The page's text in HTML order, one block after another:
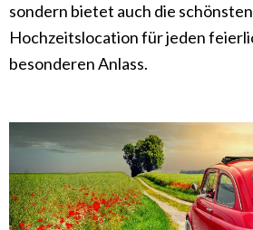
sondern bietet auch die
Hochzeitslocation für jeden
besonderen Anlass.